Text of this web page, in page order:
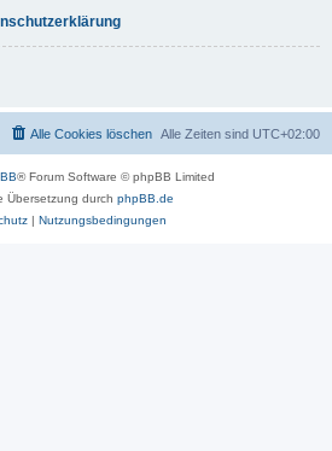
Alle Zeiten sind UTC+02:00
Alle Cookies löschen
® Forum Software © phpBB Limited
Übersetzung durch phpBB.de
| Nutzungsbedingungen